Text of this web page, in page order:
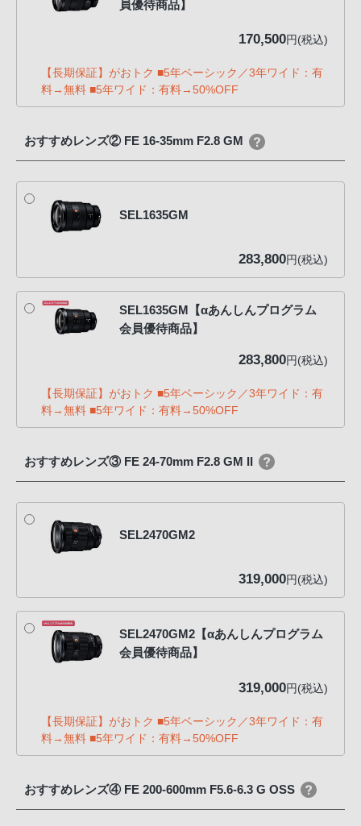
員優待商品】
170,500円(税込)
【長期保証】がおトク ■5年ベーシック／3年ワイド：有
料→無料 ■5年ワイド：有料→50%OFF
おすすめレンズ② FE 16-35mm F2.8 GM
SEL1635GM
283,800円(税込)
SEL1635GM【αあんしんプログラム
会員優待商品】
283,800円(税込)
【長期保証】がおトク ■5年ベーシック／3年ワイド：有
料→無料 ■5年ワイド：有料→50%OFF
おすすめレンズ③ FE 24-70mm F2.8 GM II
SEL2470GM2
319,000円(税込)
SEL2470GM2【αあんしんプログラム
会員優待商品】
319,000円(税込)
【長期保証】がおトク ■5年ベーシック／3年ワイド：有
料→無料 ■5年ワイド：有料→50%OFF
おすすめレンズ④ FE 200-600mm F5.6-6.3 G OSS